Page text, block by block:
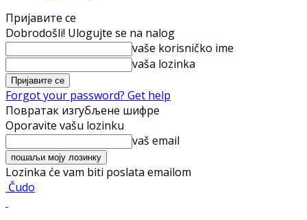
Пријавите се
Dobrodošli! Ulogujte se na nalog
vaše korisničko ime
vaša lozinka
Forgot your password? Get help
Повратак изгубљене шифре
Oporavite vašu lozinku
vaš email
Lozinka će vam biti poslata emailom
Čudo